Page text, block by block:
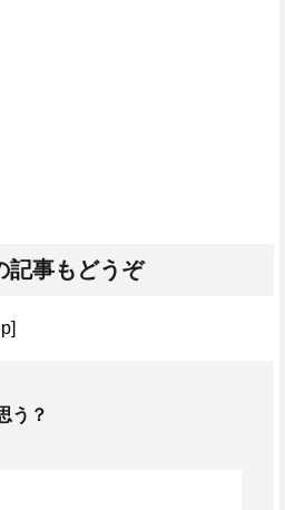
記事もどうぞ
う？